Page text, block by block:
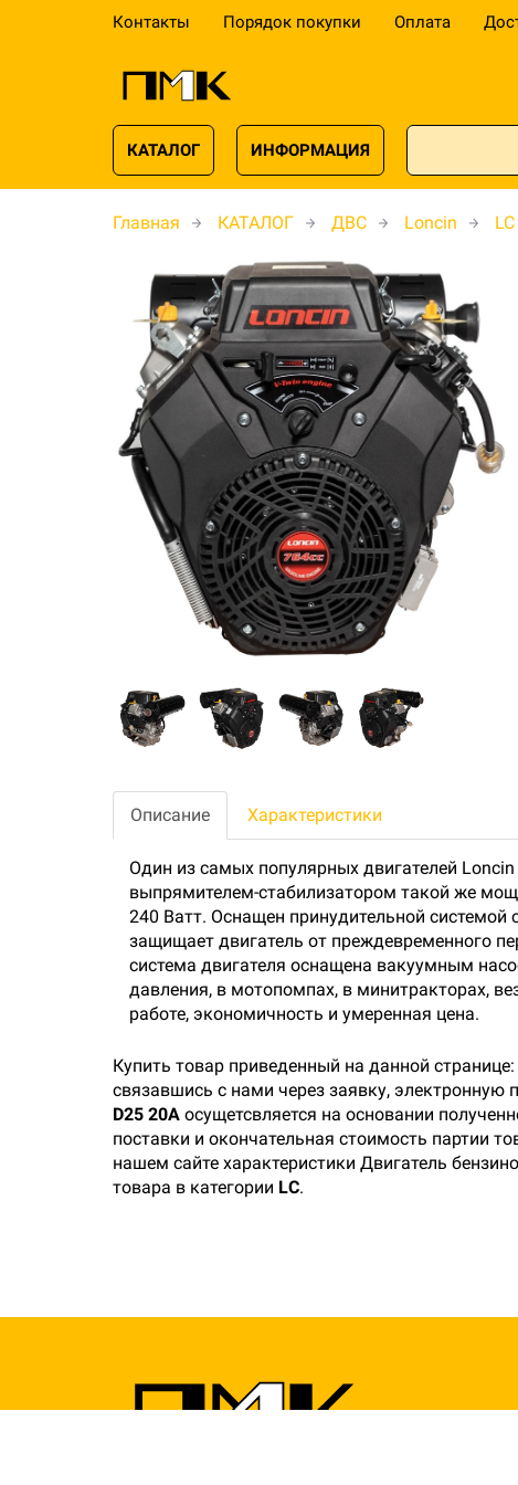
Контакты Порядок покупки Оплата
КАТАЛОГ ИНФОРМАЦИЯ
Главная КАТАЛОГ ДВС Loncin LC
Описание Характеристики
Один из самых популярных двигателей
выпрямителем-стабилизатором такой же
240 Ватт. Оснащен принудительной
защищает двигатель от преждевременного
система двигателя оснащена вакуумным
давления, в мотопомпах, в минитракторах,
работе, экономичность и умеренная цена.
Купить товар приведенный на данной странице:
связавшись с нами через заявку, электронную
D25 20А осущетсвляется на основании
поставки и окончательная стоимость партии
нашем сайте характеристики Двигатель
товара в категории LC.